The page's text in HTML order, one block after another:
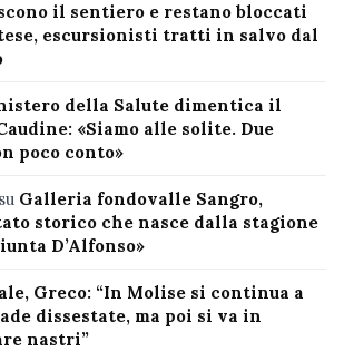
il sentiero e restano bloccati
escursionisti tratti in salvo dal
della Salute dimentica il
«Siamo alle solite. Due
poco conto»
su Galleria fondovalle Sangro,
storico che nasce dalla stagione
D’Alfonso»
Greco: “In Molise si continua a
dissestate, ma poi si va in
nastri”